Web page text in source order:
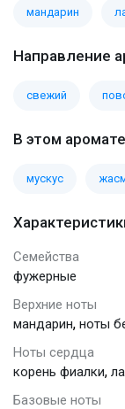
мандарин
Направление
свежий
В этом
мускус
Семейства
фужерные
Верхние ноты
мандарин, ноты
Ноты сердца
корень фиалки,
Базовые ноты